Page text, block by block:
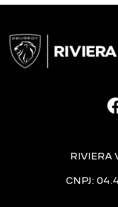
RIVIERA
CNPJ: